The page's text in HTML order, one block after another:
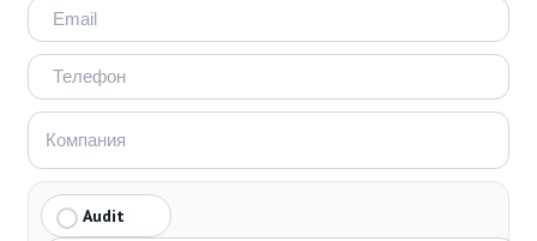
Audit